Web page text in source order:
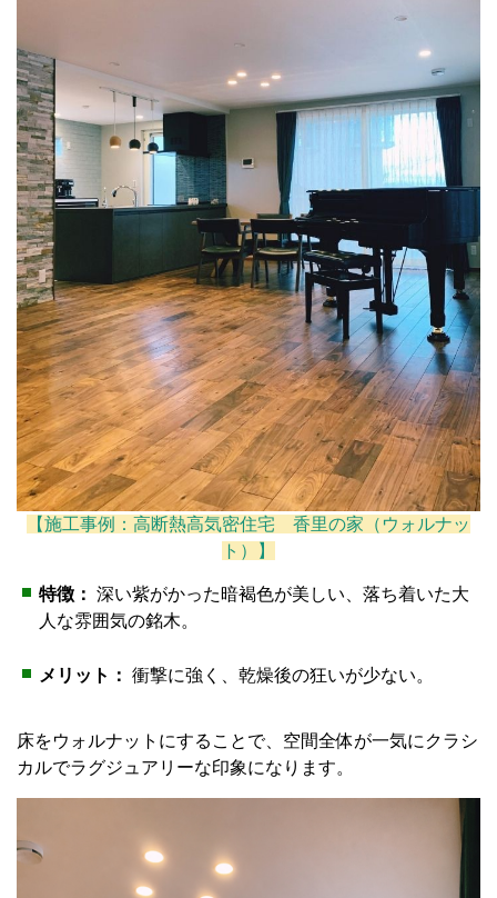
【施工事例：高断熱高気密住宅 香里の家（ウォルナッ
ト）】
特徴： 深い紫がかった暗褐色が美しい、落ち着いた大
人な雰囲気の銘木。
メリット： 衝撃に強く、乾燥後の狂いが少ない。
床をウォルナットにすることで、空間全体が一気にクラシ
カルでラグジュアリーな印象になります。